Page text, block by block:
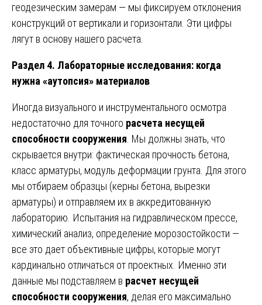
геодезическим замерам — мы фиксируем отклонения
конструкций от вертикали и горизонтали. Эти цифры
лягут в основу нашего расчета.
Раздел 4. Лабораторные исследования: когда
нужна «аутопсия» материалов
Иногда визуального и инструментального осмотра
недостаточно для точного расчета несущей
способности сооружения . Мы должны знать, что
скрывается внутри: фактическая прочность бетона,
класс арматуры, модуль деформации грунта. Для этого
мы отбираем образцы (керны бетона, вырезки
арматуры) и отправляем их в аккредитованную
лабораторию. Испытания на гидравлическом прессе,
химический анализ, определение морозостойкости —
все это дает объективные цифры, которые могут
кардинально отличаться от проектных. Именно эти
данные мы подставляем в расчет несущей
способности сооружения, делая его максимально